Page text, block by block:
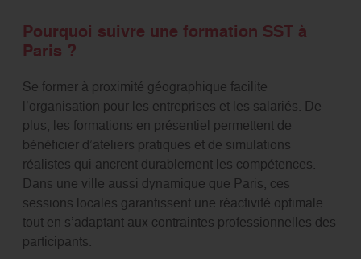
Pourquoi suivre une formation SST à
Paris ?
Se former à proximité géographique facilite
l’organisation pour les entreprises et les salariés. De
plus, les formations en présentiel permettent de
bénéficier d’ateliers pratiques et de simulations
réalistes qui ancrent durablement les compétences.
Dans une ville aussi dynamique que Paris, ces
sessions locales garantissent une réactivité optimale
tout en s’adaptant aux contraintes professionnelles des
participants.